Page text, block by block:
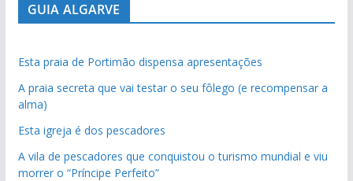
GUIA ALGARVE
Esta praia de Portimão dispensa apresentações
A praia secreta que vai testar o seu fôlego (e recompensar a
alma)
Esta igreja é dos pescadores
A vila de pescadores que conquistou o turismo mundial e viu
morrer o “Príncipe Perfeito”